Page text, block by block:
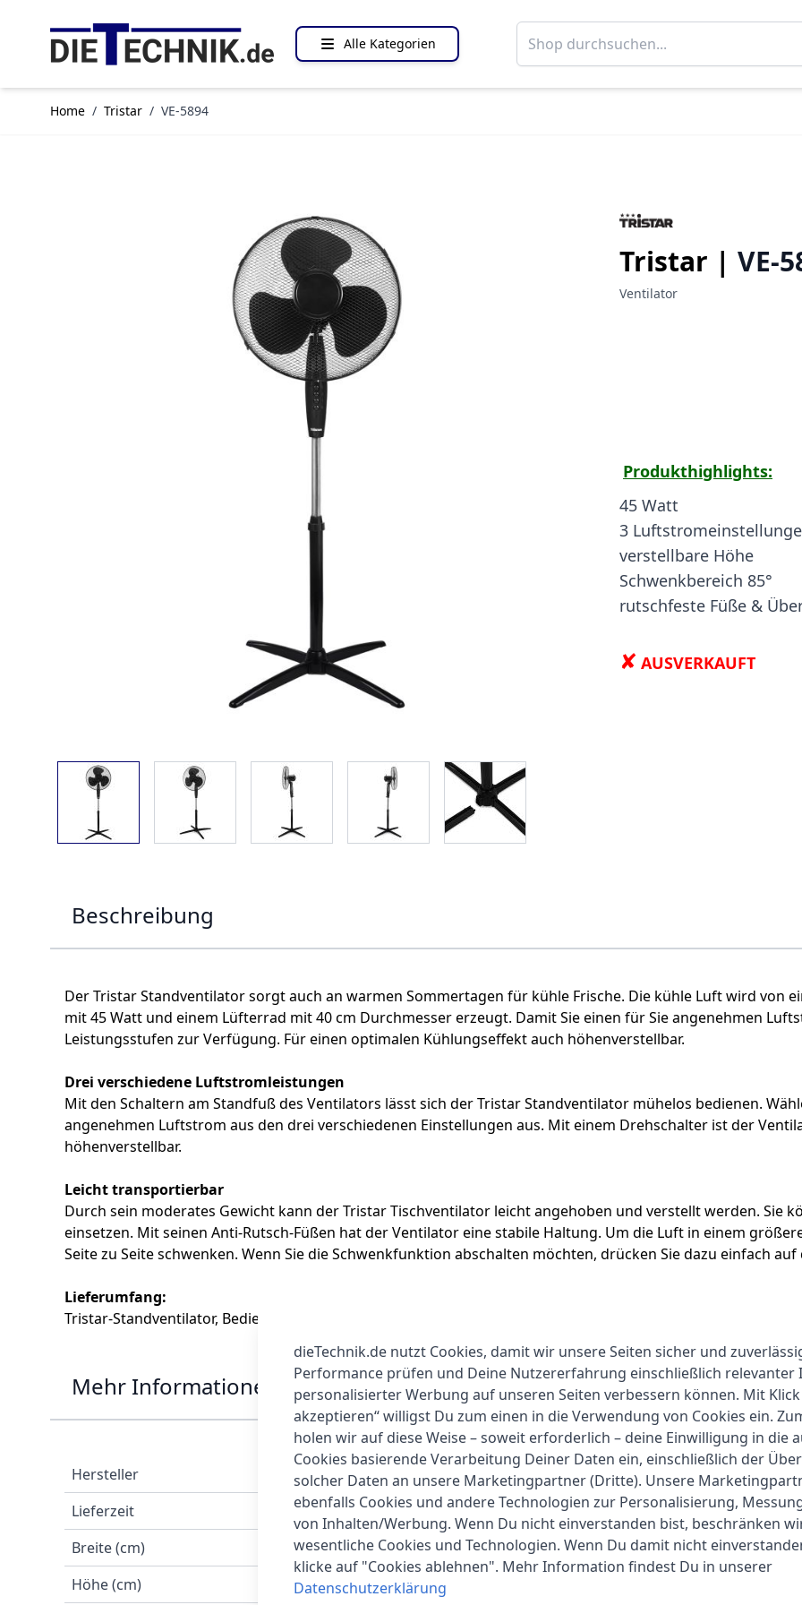
Alle Kategorien
Home / Tristar / VE-5894
Tristar | VE-
Ventilator
View larger imageView larger imageView larger imageView larger imageView larger image
Produkthighlights:
45 Watt
3
verstellbare Höhe
Schwenkbereich 85°
rutschfeste Füße &
✘ AUSVERKAUFT
Beschreibung
Der Tristar Standventilator sorgt auch an warmen Sommertagen für kühle Frische. Die kühle Luft wird von
mit 45 Watt und einem Lüfterrad mit 40 cm Durchmesser erzeugt. Damit Sie einen für Sie angenehmen
Leistungsstufen zur Verfügung. Für einen optimalen Kühlungseffekt auch höhenverstellbar.
Drei verschiedene Luftstromleistungen
Mit den Schaltern am Standfuß des Ventilators lässt sich der Tristar Standventilator mühelos bedienen.
angenehmen Luftstrom aus den drei verschiedenen Einstellungen aus. Mit einem Drehschalter ist der
höhenverstellbar.
Leicht transportierbar
Durch sein moderates Gewicht kann der Tristar Tischventilator leicht angehoben und verstellt werden. Sie
einsetzen. Mit seinen Anti-Rutsch-Füßen hat der Ventilator eine stabile Haltung. Um die Luft in einem
Seite zu Seite schwenken. Wenn Sie die Schwenkfunktion abschalten möchten, drücken Sie dazu einfach
Lieferumfang:
Tristar-Standventilator, Bedienungsanleitung
Mehr Informationen
Hersteller
Tristar
Lieferzeit
1-2 Werktage
Breite (cm)
43.5 cm
Höhe (cm)
dieTechnik.de nutzt Cookies, damit wir unsere Seiten sicher und
Performance prüfen und Deine Nutzererfahrung einschließlich relevanter
personalisierter Werbung auf unseren Seiten verbessern können. Mit Klick
akzeptieren“ willigst Du zum einen in die Verwendung von Cookies ein.
holen wir auf diese Weise – soweit erforderlich – deine Einwilligung in die
Cookies basierende Verarbeitung Deiner Daten ein, einschließlich der
solcher Daten an unsere Marketingpartner (Dritte). Unsere
ebenfalls Cookies und andere Technologien zur Personalisierung,
von Inhalten/Werbung. Wenn Du nicht einverstanden bist, beschränken
wesentliche Cookies und Technologien. Wenn Du damit nicht
klicke auf "Cookies ablehnen". Mehr Information findest Du in unserer
Datenschutzerklärung